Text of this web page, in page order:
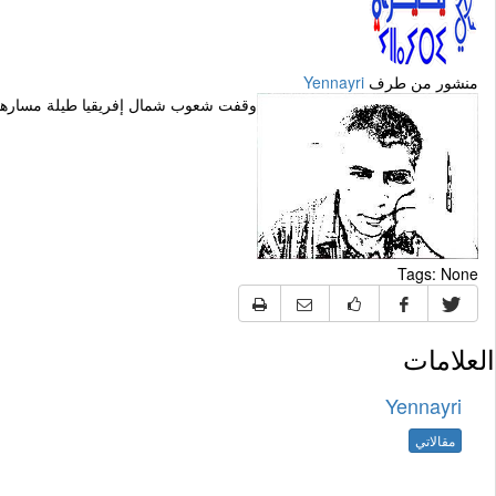
منشور من طرف Yennayri
وقفت شعوب شمال إفريقيا طيلة مسارها
Tags: None
العلامات
Yennayri
مقالاتي